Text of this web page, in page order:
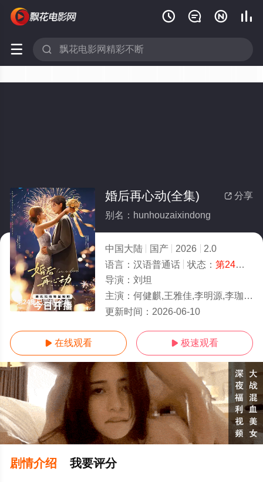
   
 
第24集已完结/全集
 分享
婚后再心动(全集)
别名：hunhouzaixindong
中国大陆 国产 2026
2.0
语言： 汉语普通话 状态： 第24集已完结
导演： 刘坦
主演： 何健麒,王雅佳,李明源,李珈童,曹星宇,李湘仪,邵思涵
更新时间： 2026-06-10
 在线观看  极速观看
剧情介绍 我要评分